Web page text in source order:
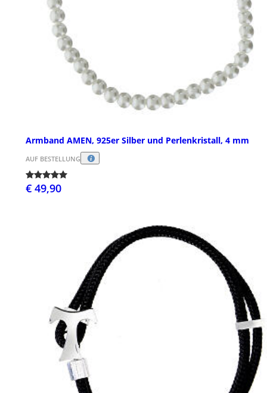
Armband AMEN, 925er Silber und Perlenkristall, 4 mm
AUF BESTELLUNG
€ 49,90